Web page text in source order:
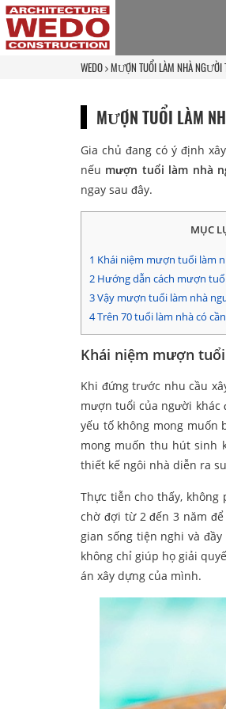
WEDO MƯỢN TUỔI LÀM NHÀ
MƯỢN TUỔI LÀM
Gia chủ đang có ý định
nếu mượn tuổi làm nhà
ngay sau đây.
MỤC
1 Khái niệm mượn tuổi làm
2 Hướng dẫn cách mượn
3Vậy mượn tuổi làm nhà
4Trên 70 tuổi làm nhà có
Khái niệm mượn
Khi đứng trước nhu cầu
mượn tuổi của người khác
yếu tố không mong muốn
mong muốn thu hút sinh
thiết kế ngôi nhà diễn ra
Thực tiễn cho thấy,
chờ đợi từ 2 đến 3 năm
gian sống tiện nghi và
không chỉ giúp họ giải
án xây dựng của mình.